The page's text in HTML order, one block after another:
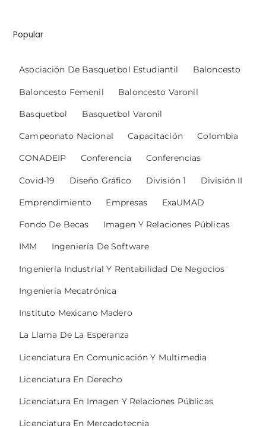
Popular
Asociación De Basquetbol Estudiantil Baloncesto
Baloncesto Femenil Baloncesto Varonil
Basquetbol Basquetbol Varonil
Campeonato Nacional Capacitación Colombia
CONADEIP Conferencia Conferencias
Covid-19 Diseño Gráfico División 1 División II
Emprendimiento Empresas ExaUMAD
Fondo De Becas Imagen Y Relaciones Públicas
IMM Ingeniería De Software
Ingeniería Industrial Y Rentabilidad De Negocios
Ingeniería Mecatrónica
Instituto Mexicano Madero
La Llama De La Esperanza
Licenciatura En Comunicación Y Multimedia
Licenciatura En Derecho
Licenciatura En Imagen Y Relaciones Públicas
Licenciatura En Mercadotecnia